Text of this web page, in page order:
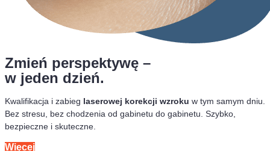
Zmień perspektywę –
w jeden dzień.
Kwalifikacja i zabieg laserowej korekcji wzroku w tym samym dniu.
Bez stresu, bez chodzenia od gabinetu do gabinetu. Szybko,
bezpieczne i skuteczne.
Więcej